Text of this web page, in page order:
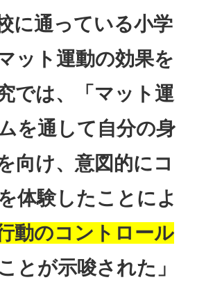
に通っている小学
ット運動の効果を
では、「マット運
を通して自分の身
向け、意図的にコ
体験したことによ
動のコントロール
ことが示唆された」